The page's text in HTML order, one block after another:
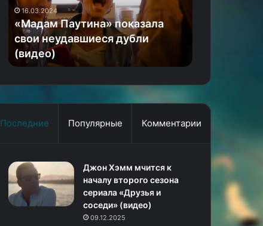
дубли
(видео)
16.03.2024
«Мадам Паутина» показала
свои неудавшиеся дубли
(видео)
Последние Популярные Комментарии
Джон Хэмм мчится к
началу второго сезона
сериала «Друзья и
соседи» (видео)
09.12.2025